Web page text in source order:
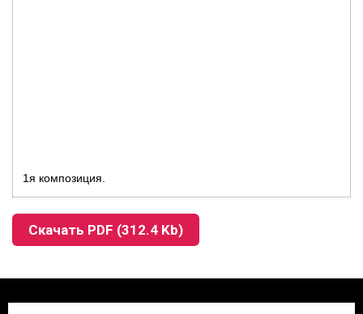
1я композиция.
Скачать PDF (312.4 Kb)